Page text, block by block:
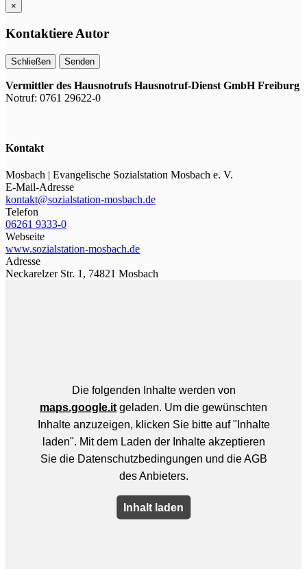
×
Kontaktiere Autor
Schließen Senden
Vermittler des Hausnotrufs Hausnotruf-Dienst GmbH Freiburg
Notruf: 0761 29622-0
Kontakt
Mosbach | Evangelische Sozialstation Mosbach e. V.
E-Mail-Adresse
kontakt@sozialstation-mosbach.de
Telefon
06261 9333-0
Webseite
www.sozialstation-mosbach.de
Adresse
Neckarelzer Str. 1, 74821 Mosbach